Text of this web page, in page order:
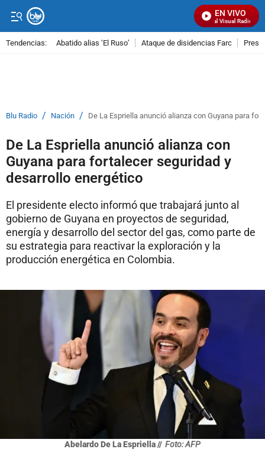
EN VIVO
Señal Visual Radio
Tendencias: Abatido alias ‘El Ruso’ Ataque de disidencias Farc
Blu Radio / Nación / De La Espriella anunció alianza con Guyana para
De La Espriella anunció alianza con
Guyana para fortalecer seguridad y
desarrollo energético
El presidente electo informó que trabajará junto al
gobierno de Guyana en proyectos de seguridad,
energía y desarrollo del sector del gas, como parte de
su estrategia para reactivar la exploración y la
producción energética en Colombia.
Abelardo De La Espriella // Foto: AFP